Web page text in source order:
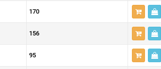
170
156
95